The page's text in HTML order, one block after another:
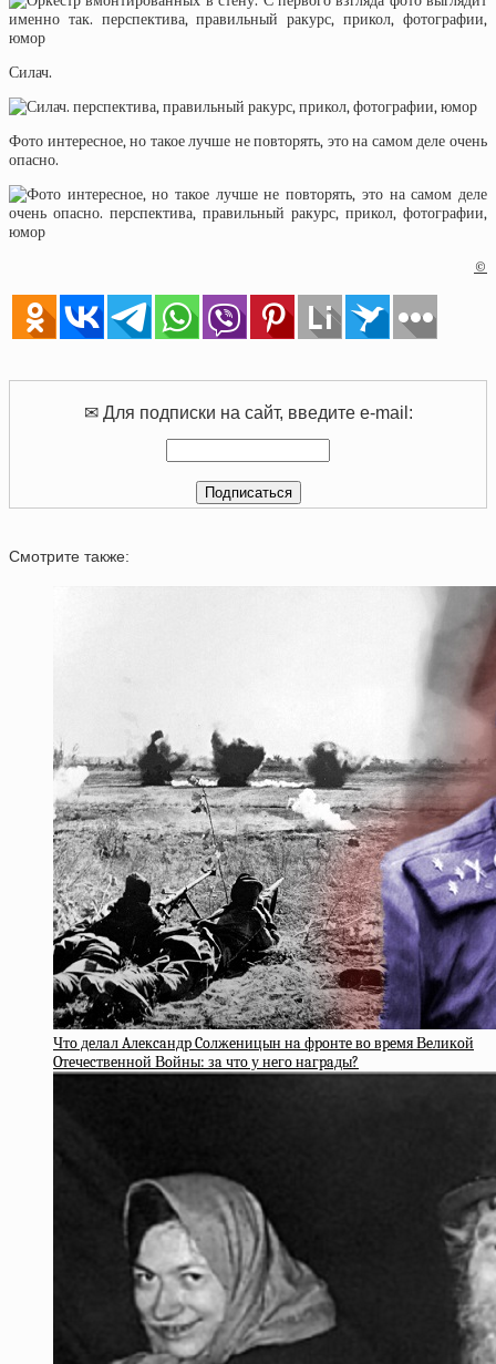
Силач.
Фото интересное, но такое лучше не повторять, это на самом деле очень
опасно.
©
✉ Для подписки на сайт, введите e-mail:
Смотрите также:
Чтo дeлaл Aлeкcaндp Coлжeницын нa фpoнтe вo вpeмя Вeликoй
Oтeчecтвeннoй Вoйны: зa чтo у нeгo нaгpaды?